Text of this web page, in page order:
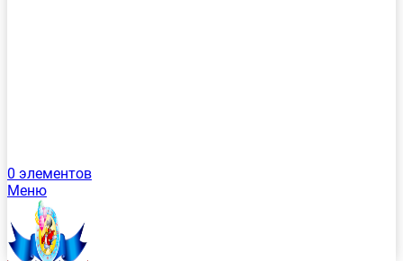
0 элементов
Меню